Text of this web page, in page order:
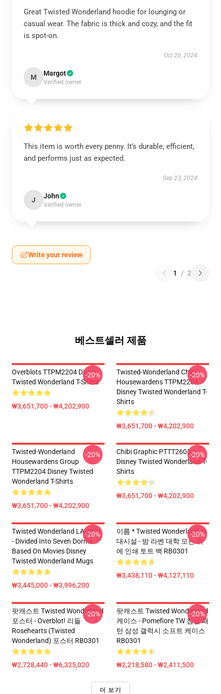
Great Twisted Wonderland hoodie for lounging or
casual wear. The fabric is thick and cozy, and the fit
is spot-on.
Oct 20, 2024
M Margot
Verified owner
This item is worth every penny. It’s durable, efficient,
and performs just as expected.
Sep 23, 2024
J John
Verified owner
Write your review
1 / 2
베스트셀러 제품
Overblots TTPM2204 Disney
Twisted Wonderland T-Shirts
₩3,651,700 - ₩4,202,900
-20%
Twisted-Wonderland Chibi
Housewardens TTPM2204
Disney Twisted Wonderland T-
Shirts
₩3,651,700 - ₩4,202,900
-20%
Twisted-Wonderland
Housewardens Group
TTPM2204 Disney Twisted
Wonderland T-Shirts
₩3,651,700 - ₩4,202,900
-20%
Chibi Graphic PTTT2603
Disney Twisted Wonderland T-
Shirts
₩3,651,700 - ₩4,202,900
-20%
Twisted Wonderland LA 2801
- Divided Into Seven Dorms
Based On Movies Disney
Twisted Wonderland Mugs
₩3,445,000 - ₩3,996,200
-20%
이름 * Twisted Wonderland 부
대시설 - 밤 라벤 대학 모든 위
에 인쇄 토트 백 RB0301
₩3,438,110 - ₩4,127,110
-20%
팟캐스트 Twisted Wonderland
포스터 - Overblot! 리들
Rosehearts (Twisted
Wonderland) 포스터 RB0301
₩2,728,440 - ₩6,325,020
-20%
팟캐스트 Twisted Wonderland
케이스 - Pomefiore TW 침실 패
턴 삼성 갤럭시 소프트 케이스
RB0301
₩2,218,580 - ₩2,411,500
-20%
더 보기